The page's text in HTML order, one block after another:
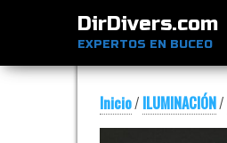
DirDivers.com
EXPERTOS EN BUCEO
Inicio/ ILUMINACIÓN/